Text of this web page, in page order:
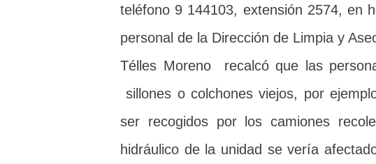
teléfono 9 144103, extensión 2574, en
personal de la Dirección de Limpia y
Télles Moreno recalcó que las
sillones o colchones viejos, por
ser recogidos por los camiones
hidráulico de la unidad se vería